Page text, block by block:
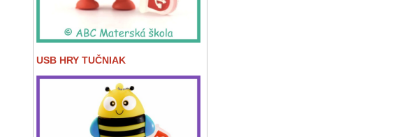
USB HRY TUČNIAK